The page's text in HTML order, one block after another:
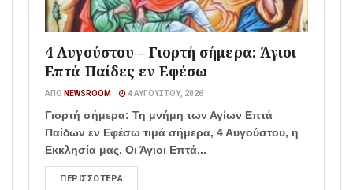
4 Αυγούστου – Γιορτή σήμερα: Άγιοι
Επτά Παίδες εν Εφέσω
ΑΠΌ NEWSROOM 4 ΑΥΓΟΎΣΤΟΥ, 2026
Γιορτή σήμερα: Τη μνήμη των Αγίων Επτά
Παίδων εν Εφέσω τιμά σήμερα, 4 Αυγούστου, η
Εκκλησία μας. Οι Άγιοι Επτά...
ΠΕΡΙΣΣΌΤΕΡΑ